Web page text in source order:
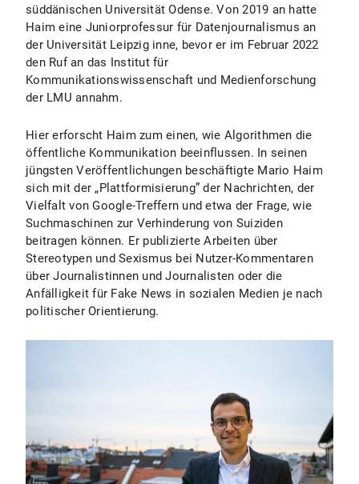
süddänischen Universität Odense. Von 2019 an hatte
Haim eine Juniorprofessur für Datenjournalismus an
der Universität Leipzig inne, bevor er im Februar 2022
den Ruf an das Institut für
Kommunikationswissenschaft und Medienforschung
der LMU annahm.
Hier erforscht Haim zum einen, wie Algorithmen die
öffentliche Kommunikation beeinflussen. In seinen
jüngsten Veröffentlichungen beschäftigte Mario Haim
sich mit der „Plattformisierung” der Nachrichten, der
Vielfalt von Google-Treffern und etwa der Frage, wie
Suchmaschinen zur Verhinderung von Suiziden
beitragen können. Er publizierte Arbeiten über
Stereotypen und Sexismus bei Nutzer-Kommentaren
über Journalistinnen und Journalisten oder die
Anfälligkeit für Fake News in sozialen Medien je nach
politischer Orientierung.